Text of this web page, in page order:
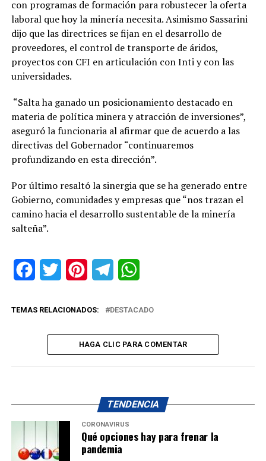
con programas de formación para robustecer la oferta
laboral que hoy la minería necesita. Asimismo Sassarini
dijo que las directrices se fijan en el desarrollo de
proveedores, el control de transporte de áridos,
proyectos con CFI en articulación con Inti y con las
universidades.
“Salta ha ganado un posicionamiento destacado en
materia de política minera y atracción de inversiones”,
aseguró la funcionaria al afirmar que de acuerdo a las
directivas del Gobernador “continuaremos
profundizando en esta dirección”.
Por último resaltó la sinergia que se ha generado entre
Gobierno, comunidades y empresas que “nos trazan el
camino hacia el desarrollo sustentable de la minería
salteña”.
FacebookTwitter PinterestTelegram
TEMAS RELACIONADOS: DESTACADO
HAGA CLIC PARA COMENTAR
TENDENCIA
CORONAVIRUS
Qué opciones hay para frenar la
pandemia